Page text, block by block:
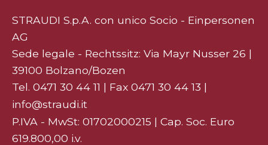
STRAUDI S.p.A. con unico Socio - Einpersonen
AG
Sede legale - Rechtssitz: Via Mayr Nusser 26 |
39100 Bolzano/Bozen
Tel. 0471 30 44 11 | Fax 0471 30 44 13 |
info@straudi.it
P.IVA - MwSt: 01702000215 | Cap. Soc. Euro
619.800,00 i.v.